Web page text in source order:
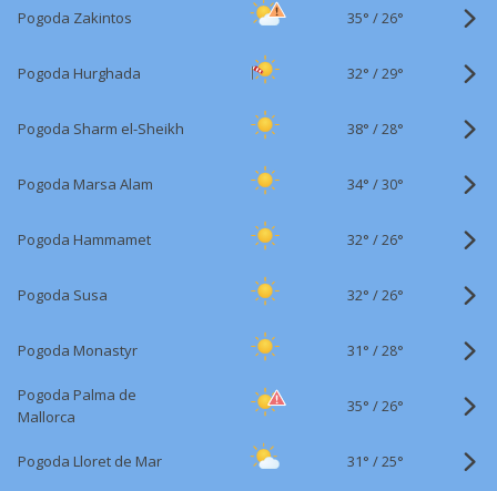
Pogoda Zakintos 35° /26°
Pogoda Hurghada 32° /29°
Pogoda Sharm el-Sheikh 38° /28°
Pogoda Marsa Alam 34° /30°
Pogoda Hammamet 32° /26°
Pogoda Susa 32° /26°
Pogoda Monastyr 31° /28°
Pogoda Palma de
Mallorca
35° /26°
Pogoda Lloret de Mar 31° /25°